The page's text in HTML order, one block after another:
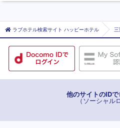
ラブホテル検索サイト ハッピーホテル 三
他のサイトのID
（ソーシャル